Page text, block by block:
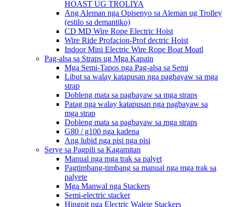
HOAST UG TROLIYA
Ang Aleman nga Opisenyo sa Aleman ug Trolley
(estilo sa demantiko)
CD MD Wire Rope Electric Hoist
Wire Ride Profacion-Prof dectric Hoist
Indoor Mini Electric Wire Rope Boat Moatl
Pag-alsa sa Straps ug Mga Kapain
Mga Semi-Tapos nga Pag-alsa sa Semi
Libut sa walay katapusan nga pagbayaw sa mga
strap
Dobleng mata sa pagbayaw sa mga straps
Patag nga walay katapusan nga pagbayaw sa
mga strap
Dobleng mata sa pagbayaw sa mga straps
G80 / g100 nga kadena
Ang lubid nga pisi nga pisi
Serye sa Pagpili sa Kagamitan
Manual nga mga trak sa palyet
Pagtimbang-timbang sa manual nga mga trak sa
palyete
Mga Manwal nga Stackers
Semi-electric stacker
Hingpit nga Electric Waleie Stackers